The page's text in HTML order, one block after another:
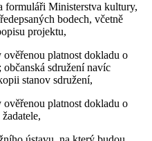
formuláři Ministerstva kultury,
bodech, včetně
projektu,
platnost dokladu o
sdružení navíc
stanov sdružení,
platnost dokladu o